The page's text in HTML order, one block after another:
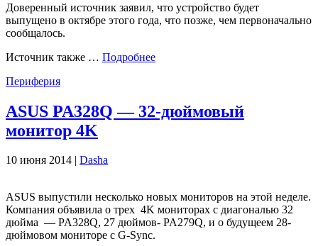
Доверенный источник заявил, что устройство будет
выпущено в октябре этого года, что позже, чем первоначально
сообщалось.
Источник также … Подробнее
Периферия
ASUS PA328Q — 32-дюймовый
монитор 4K
10 июня 2014 | Dasha
ASUS выпустили несколько новых мониторов на этой неделе.
Компания объявила о трех 4K мониторах с диагональю 32
дюйма — PA328Q, 27 дюймов- PA279Q, и о будущеем 28-
дюймовом мониторе с G-Sync.